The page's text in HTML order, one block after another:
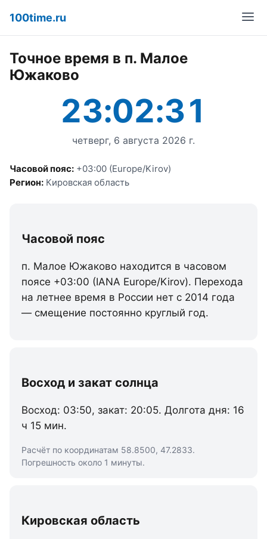
100time.ru
Точное время в п. Малое
Южаково
23:02:31
четверг, 6 августа 2026 г.
Часовой пояс: +03:00 (Europe/Kirov)
Регион: Кировская область
Часовой пояс
п. Малое Южаково находится в часовом
поясе +03:00 (IANA Europe/Kirov). Перехода
на летнее время в России нет с 2014 года
— смещение постоянно круглый год.
Восход и закат солнца
Восход: 03:50, закат: 20:05. Долгота дня: 16
ч 15 мин.
Расчёт по координатам 58.8500, 47.2833.
Погрешность около 1 минуты.
Кировская область